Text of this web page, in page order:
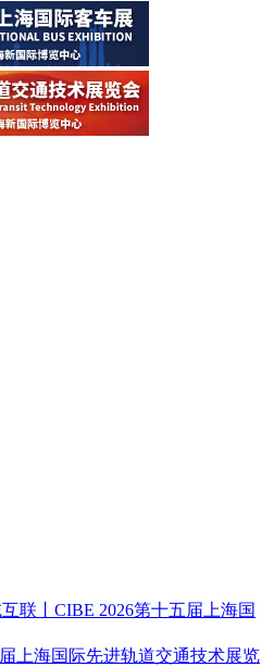
联丨CIBE 2026第十五届上海国
上海国际先进轨道交通技术展览